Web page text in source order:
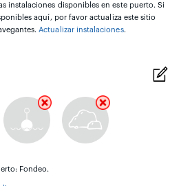
instalaciones disponibles en este puerto. Si
aquí, por favor actualiza este sitio
Actualizar instalaciones.
Fondeo.